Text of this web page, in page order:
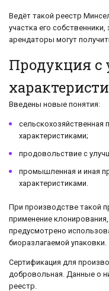
Ведёт такой реестр
участка его
арендаторы могут
Продукция
Введены новые понятия:
сельскохозяйственная
характеристиками;
продовольствие с
промышленная и иная
характеристиками.
При производстве такой
применение
предусмотрено
биоразлагаемой упаковки.
Сертификация для
добровольная. Данные о
реестр.